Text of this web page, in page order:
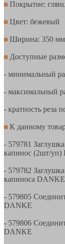
Покрытие:
Цвет: бежевый
Ширина: 350 мм
Доступные
- минимальный
- максимальный
- кратность реза
К данному
- 579781
капинос (2шт/
- 579782
капиноса DANKE
- 579805
DANKE
- 579806
DANKE